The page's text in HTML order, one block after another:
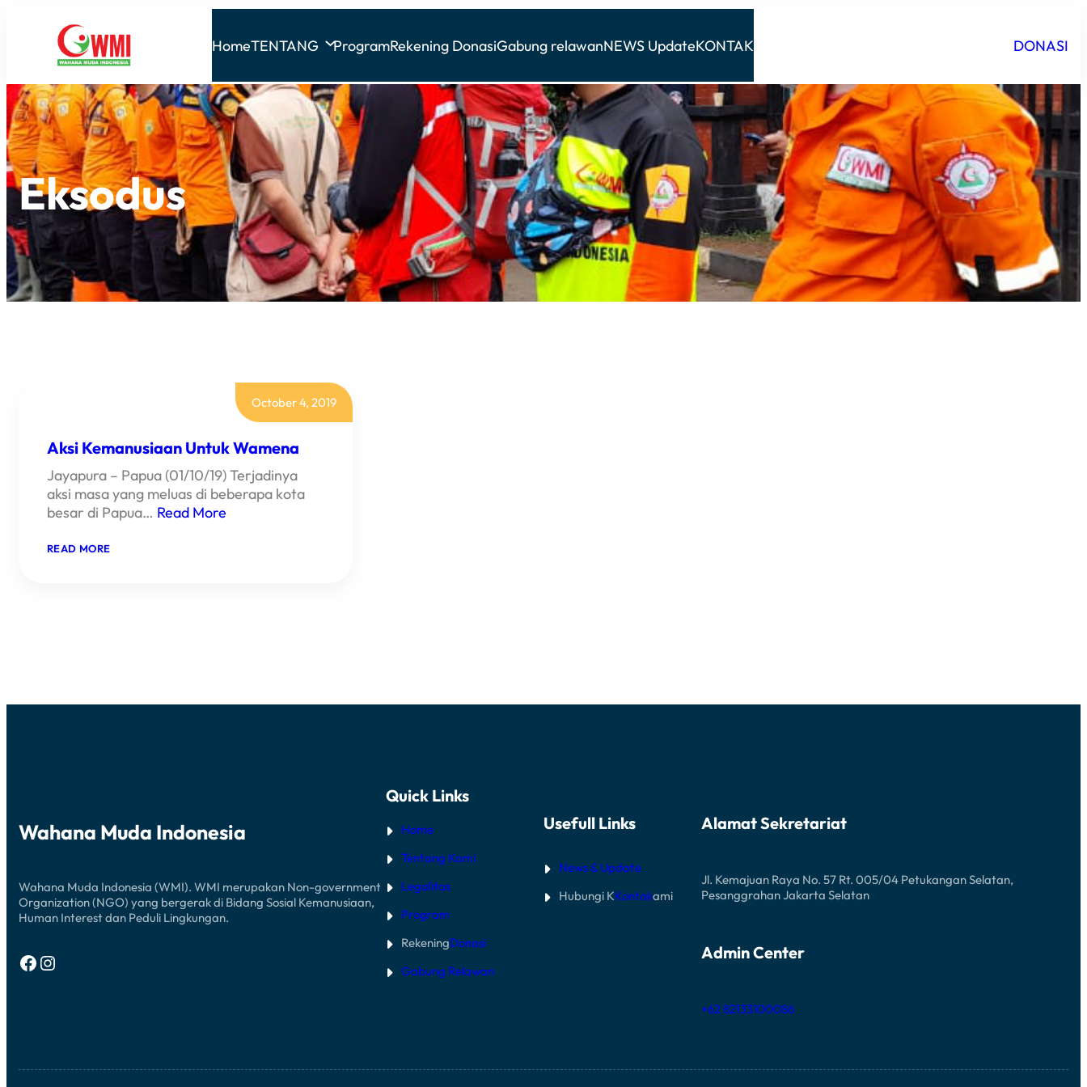
HomeTENTANG ProgramRekening DonasiGabung relawanNEWS UpdateKONTAK DONASI
Eksodus
October 4, 2019
Aksi Kemanusiaan Untuk Wamena
Jayapura – Papua (01/10/19) Terjadinya
aksi masa yang meluas di beberapa kota
besar di Papua… Read More
READ MORE:
Wahana Muda Indonesia
Wahana Muda Indonesia (WMI). WMI merupakan Non-government
Organization (NGO) yang bergerak di Bidang Sosial Kemanusiaan,
Human Interest dan Peduli Lingkungan.
Facebook Instagram
Quick Links
Home
Tentang Kami
Legalitas
Program
RekeningDonasi
Gabung Relawan
Usefull Links
News & Update
Hubungi KKontakami
Alamat Sekretariat
Jl. Kemajuan Raya No. 57 Rt. 005/04 Petukangan Selatan,
Pesanggrahan Jakarta Selatan
Admin Center
+62 82133100086